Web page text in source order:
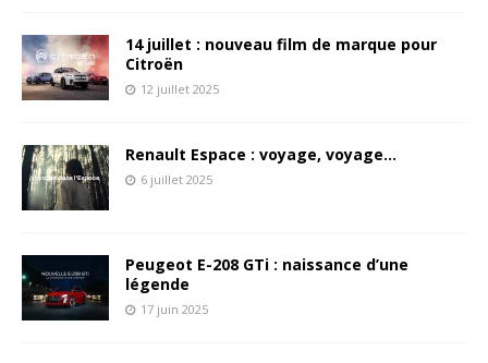
14 juillet : nouveau film de marque pour
Citroën
12 juillet 2025
Renault Espace : voyage, voyage…
6 juillet 2025
Peugeot E-208 GTi : naissance d’une
légende
17 juin 2025